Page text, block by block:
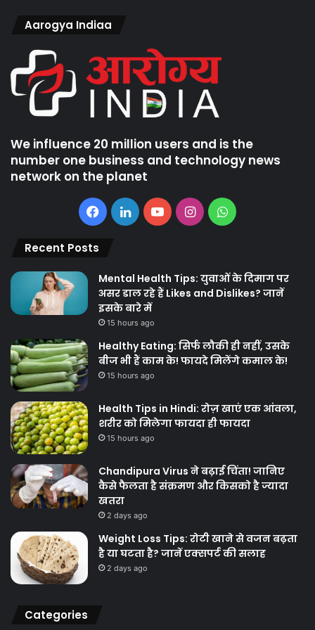
Aarogya Indiaa
We influence 20 million users and is the
number one business and technology news
network on the planet
Facebook
LinkedInYouTubeInstagramWhatsApp
Recent Posts
Mental Health Tips: युवाओं के दिमाग पर
असर डाल रहे हैं Likes and Dislikes? जानें
इसके बारे में
15 hours ago
Healthy Eating: सिर्फ लौकी ही नहीं, उसके
बीज भी हैं काम के! फायदे मिलेंगे कमाल के!
15 hours ago
Health Tips in Hindi: रोज़ खाएं एक आंवला,
शरीर को मिलेगा फायदा ही फायदा
15 hours ago
Chandipura Virus ने बढ़ाई चिंता! जानिए
कैसे फैलता है संक्रमण और किसको है ज्यादा
खतरा
2 days ago
Weight Loss Tips: रोटी खाने से वजन बढ़ता
है या घटता है? जानें एक्सपर्ट की सलाह
2 days ago
Categories